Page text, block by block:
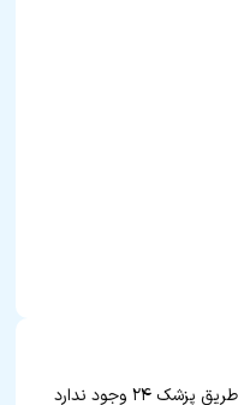
۲۴ وجود ندارد